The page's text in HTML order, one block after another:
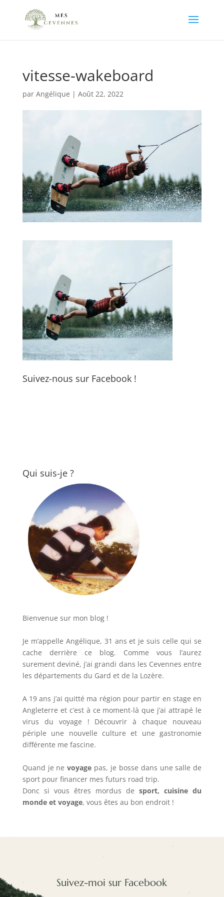
vitesse-wakeboard
par Angélique | Août 22, 2022
Suivez-nous sur Facebook !
Qui suis-je ?
Bienvenue sur mon blog !
Je m’appelle Angélique, 31 ans et je suis celle qui se
cache derrière ce blog. Comme vous l’aurez
surement deviné, j’ai grandi dans les Cevennes entre
les départements du Gard et de la Lozère.
A 19 ans j’ai quitté ma région pour partir en stage en
Angleterre et c’est à ce moment-là que j’ai attrapé le
virus du voyage ! Découvrir à chaque nouveau
périple une nouvelle culture et une gastronomie
différente me fascine.
Quand je nevoyage pas, je bosse dans une salle de
sport pour financer mes futurs road trip.
Donc si vous êtres mordus desport, cuisine du
monde et voyage, vous êtes au bon endroit !
Suivez-moi sur Facebook